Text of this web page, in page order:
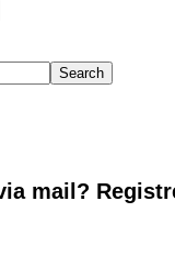
mail?